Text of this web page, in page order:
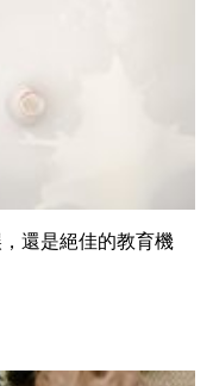
還是絕佳的教育機